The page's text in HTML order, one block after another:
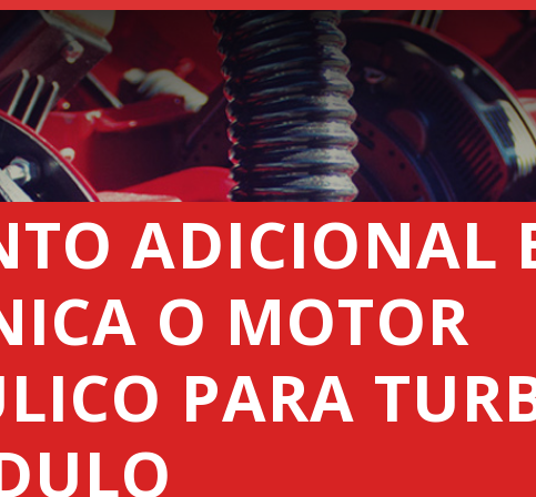
ADICIONAL
O MOTOR
PARA
SEEDERS
FERTILIZER
SPREADERS
ABOUT US
DEALERSHIPS
NEWS
COMPANY
CONTACT